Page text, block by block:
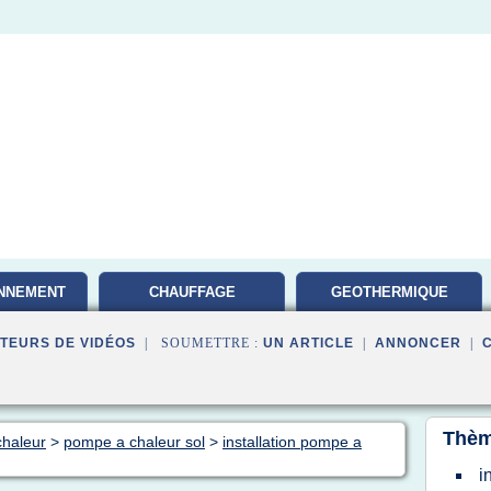
CHAUFFAGE GEOTHERMIQUE
DE VIDÉOS | SOUMETTRE : UN ARTICLE ANNONCER
> pompe a chaleur sol > installation pompe a